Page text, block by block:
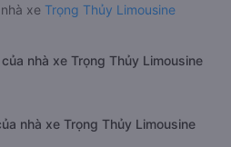
xe Trọng Thủy Limousine
nhà xe Trọng Thủy Limousine
nhà xe Trọng Thủy Limousine